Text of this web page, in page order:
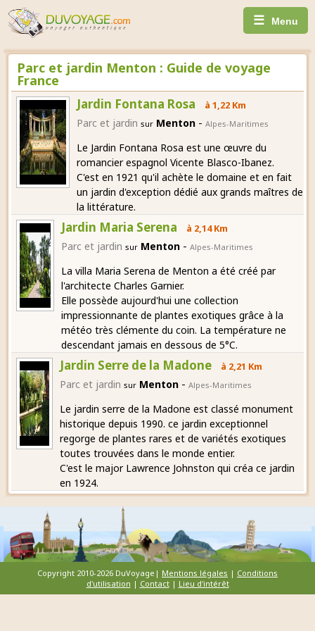
☰ Menu
Parc et jardin Menton : Guide de voyage
France
Jardin Fontana Rosa à 1,22 Km
Parc et jardin sur Menton - Alpes-Maritimes
Le Jardin Fontana Rosa est une œuvre du
romancier espagnol Vicente Blasco-Ibanez.
C'est en 1921 qu'il achète le domaine et en fait
un jardin d'exception dédié aux grands maîtres de
la littérature.
Jardin Maria Serena à 2,14 Km
Parc et jardin sur Menton - Alpes-Maritimes
La villa Maria Serena de Menton a été créé par
l'architecte Charles Garnier.
Elle possède aujourd'hui une collection
impressionnante de plantes exotiques grâce à la
météo très clémente du coin. La température ne
descendant jamais en dessous de 5°C.
Jardin Serre de la Madone à 2,21 Km
Parc et jardin sur Menton - Alpes-Maritimes
Le jardin serre de la Madone est classé monument
historique depuis 1990. ce jardin exceptionnel
regorge de plantes rares et de variétés exotiques
toutes trouvées dans le monde entier.
C'est le major Lawrence Johnston qui créa ce jardin
en 1924.
Copyright 2010-2026 DuVoyage| Mentions légales | Conditions
d'utilisation | Contact| Lieu d'intérêt